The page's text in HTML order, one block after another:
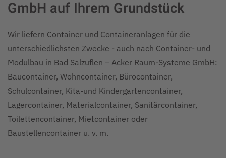
GmbH auf Ihrem Grundstück
Wir liefern Container und Containeranlagen für die
unterschiedlichsten Zwecke - auch nach Container- und
Modulbau in Bad Salzuflen – Acker Raum-Systeme GmbH:
Baucontainer, Wohncontainer, Bürocontainer,
Schulcontainer, Kita-und Kindergartencontainer,
Lagercontainer, Materialcontainer, Sanitärcontainer,
Toilettencontainer, Mietcontainer oder
Baustellencontainer u. v. m.